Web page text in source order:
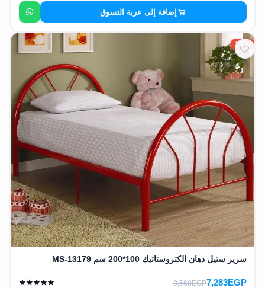
إضافة إلى عربة التسوق
15%
سرير ستيل دهان الكتروستاتيك 100*200 سم MS-13179
7,283EGP
8,568EGP